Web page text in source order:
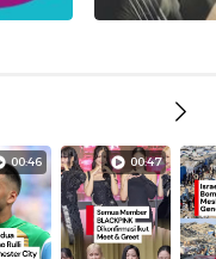
00:46 00:47